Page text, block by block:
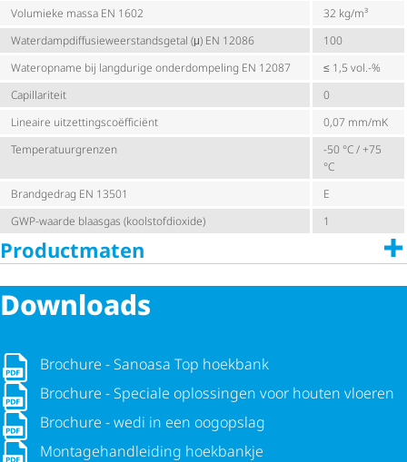
Volumieke massa EN 1602
32 kg/m³
Water­damp­dif­fu­sie­weer­stands­getal (μ) EN 12086
100
Wateropname bij langdurige onderdompeling EN 12087
≤ 1,5 vol.-%
Capillariteit
0
Lineaire uitzet­tings­co­ëf­fi­ciënt
0,07 mm/mK
Tempe­ra­tuur­grenzen
-50 °C / +75
°C
Brandgedrag EN 13501
E
GWP-waarde blaasgas (kool­stof­di­oxide)
1
Productmaten
Downloads
Brochure - Sanoasa Top hoekbank
Brochure - Sanoasa Top hoekbank
Brochure - Speciale oplossingen voor houten vloeren
Brochure - Speciale oplossingen voor houten vloeren
Brochure - wedi in een oogopslag
Brochure - wedi in een oogopslag
Monta­ge­hand­lei­ding hoekbankje
Monta­ge­hand­lei­ding hoekbankje